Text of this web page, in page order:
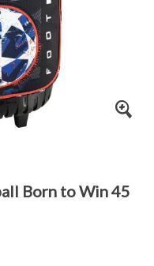
Born to Win 45